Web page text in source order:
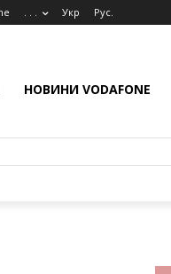
. . . Укр Рус.
НОВИНИ VODAFONE